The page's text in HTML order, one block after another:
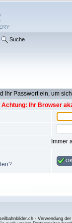
Suche
Ihr Passwort ein, um
Achtung: Ihr Browser
Immer
- Verwendung